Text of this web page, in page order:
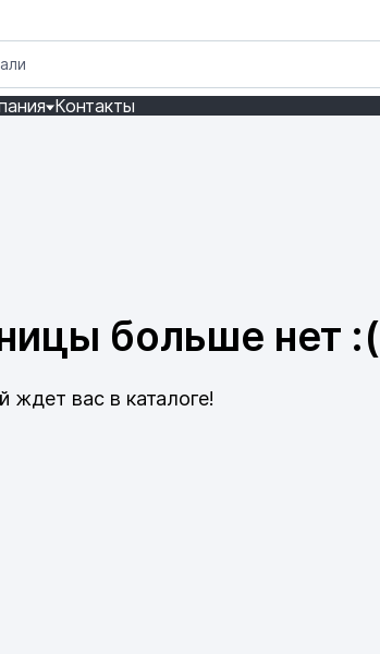
Контакты
больше нет :(
ждет вас в каталоге!